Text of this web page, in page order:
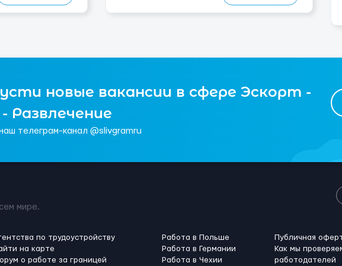
новые вакансии в сфере Эскорт -
Развлечение
телеграм-канал @slivgramru
мире.
по трудоустройству
на карте
о работе за границей
Работа в Польше
Работа в Германии
Работа в Чехии
Публичная
Как мы
работодателей